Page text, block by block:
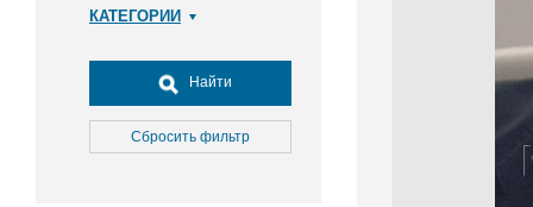
КАТЕГОРИИ
Досуг, туризм и отдых
Культура
Медицина
Найти
Сбросить фильтр